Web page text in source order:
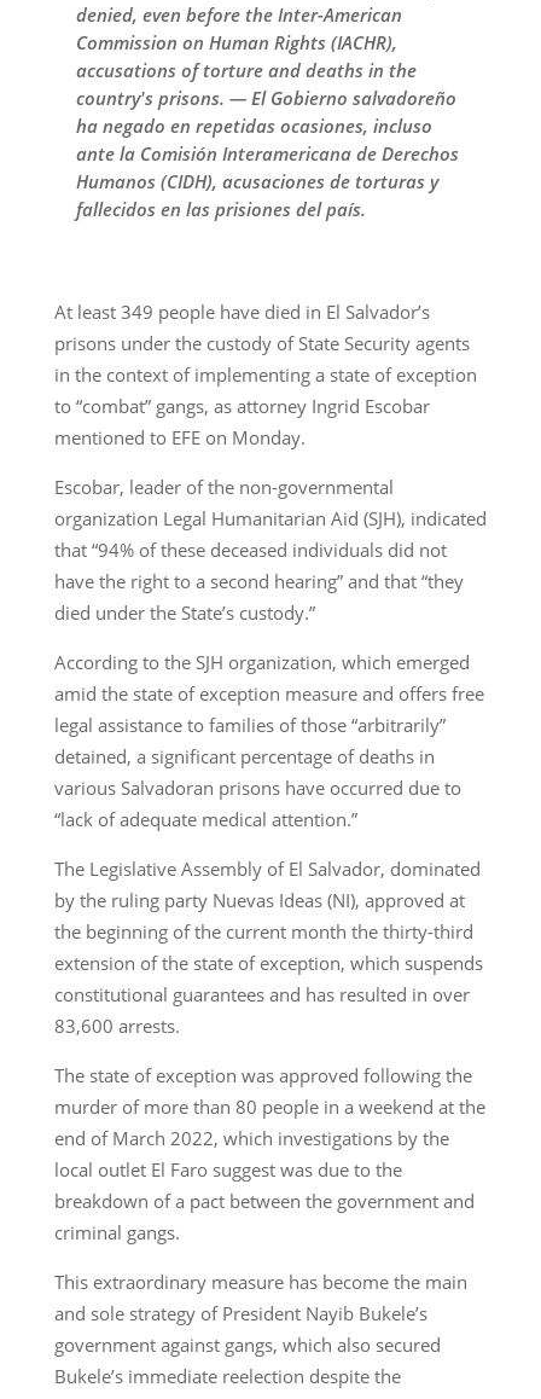
denied, even before the Inter-American
Commission on Human Rights (IACHR),
accusations of torture and deaths in the
country's prisons. — El Gobierno salvadoreño
ha negado en repetidas ocasiones, incluso
ante la Comisión Interamericana de Derechos
Humanos (CIDH), acusaciones de torturas y
fallecidos en las prisiones del país.
At least 349 people have died in El Salvador’s
prisons under the custody of State Security agents
in the context of implementing a state of exception
to “combat” gangs, as attorney Ingrid Escobar
mentioned to EFE on Monday.
Escobar, leader of the non-governmental
organization Legal Humanitarian Aid (SJH), indicated
that “94% of these deceased individuals did not
have the right to a second hearing” and that “they
died under the State’s custody.”
According to the SJH organization, which emerged
amid the state of exception measure and offers free
legal assistance to families of those “arbitrarily”
detained, a significant percentage of deaths in
various Salvadoran prisons have occurred due to
“lack of adequate medical attention.”
The Legislative Assembly of El Salvador, dominated
by the ruling party Nuevas Ideas (NI), approved at
the beginning of the current month the thirty-third
extension of the state of exception, which suspends
constitutional guarantees and has resulted in over
83,600 arrests.
The state of exception was approved following the
murder of more than 80 people in a weekend at the
end of March 2022, which investigations by the
local outlet El Faro suggest was due to the
breakdown of a pact between the government and
criminal gangs.
This extraordinary measure has become the main
and sole strategy of President Nayib Bukele’s
government against gangs, which also secured
Bukele’s immediate reelection despite the